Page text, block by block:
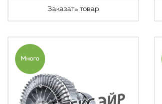
Заказать товар
Много